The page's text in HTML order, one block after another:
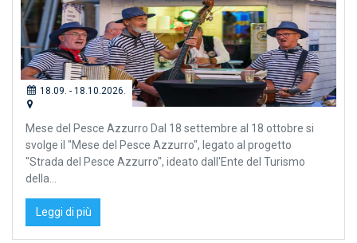
18.09. - 18.10.2026.
Mese del Pesce Azzurro Dal 18 settembre al 18 ottobre si
svolge il "Mese del Pesce Azzurro", legato al progetto
"Strada del Pesce Azzurro", ideato dall'Ente del Turismo
della...
Leggi di più